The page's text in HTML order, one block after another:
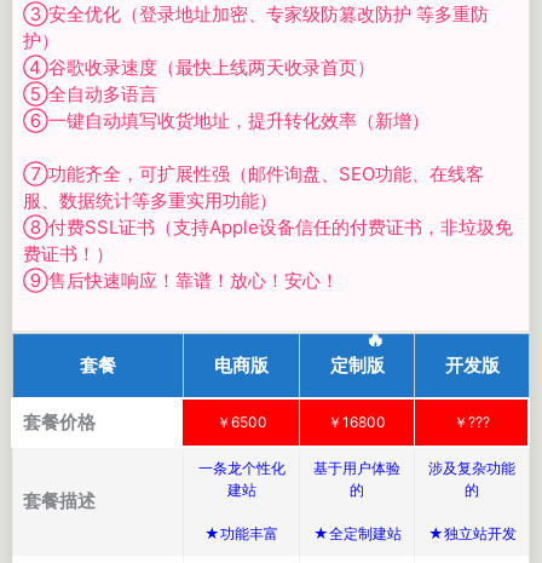
③安全优化（登录地址加密、专家级防篡改防护 等多重防
护）
④谷歌收录速度（最快上线两天收录首页）
⑤全自动多语言
⑥一键自动填写收货地址，提升转化效率（新增）
⑦功能齐全，可扩展性强（邮件询盘、SEO功能、在线客
服、数据统计等多重实用功能）
⑧付费SSL证书（支持Apple设备信任的付费证书，非垃圾免
费证书！）
⑨售后快速响应！靠谱！放心！安心！
套餐 电商版 定制版
🔥
开发版
套餐价格 ￥6500 ￥16800 ￥???
套餐描述
一条龙个性化
建站
★功能丰富
基于用户体验
的
★全定制建站
涉及复杂功能
的
★独立站开发